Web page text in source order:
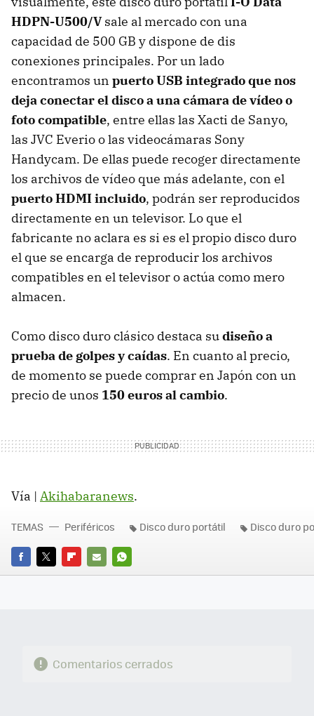
HDPN-U500/Vsale al mercado con una
capacidad de 500 GB y dispone de dis
conexiones principales. Por un lado
encontramos un puertoUSB integrado que nos
deja conectar el disco a una cámara de vídeo o
foto compatible, entre ellas las Xacti de Sanyo,
las JVC Everio o las videocámaras Sony
Handycam. De ellas puede recoger directamente
los archivos de vídeo que más adelante, con el
puertoHDMIincluido, podrán ser reproducidos
directamente en un televisor. Lo que el
fabricante no aclara es si es el propio disco duro
el que se encarga de reproducir los archivos
compatibles en el televisor o actúa como mero
almacen.
Como disco duro clásico destaca sudiseño a
prueba de golpes y caídas. En cuanto al precio,
de momento se puede comprar en Japón con un
precio de unos 150 euros al cambio.
Vía | Akihabaranews.
FACEBOOK
TWITTERFLIPBOARD
E-
WHATSAPP
TEMAS Periféricos Disco duro portátil Disco duro
Comentarios cerrados